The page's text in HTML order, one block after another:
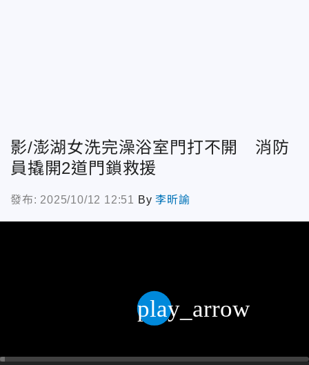
影/澎湖女洗完澡浴室門打不開 消防
員撬開2道門鎖救援
發布: 2025/10/12 12:51 By李昕諭
play_arrow